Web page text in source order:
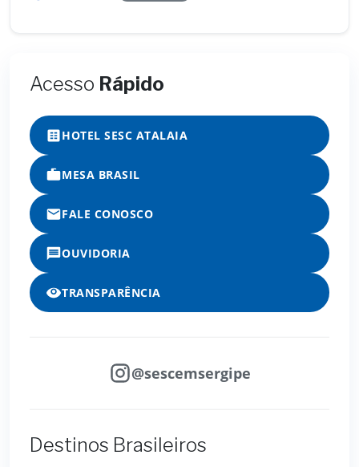
Acesso Rápido
HOTEL SESC ATALAIA
MESA BRASIL
FALE CONOSCO
OUVIDORIA
TRANSPARÊNCIA
@sescemsergipe
Destinos Brasileiros